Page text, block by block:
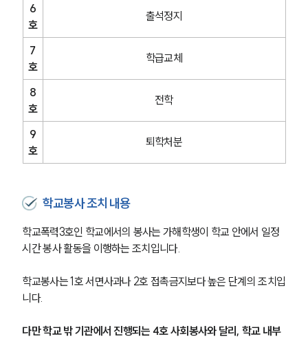
6
호
출석정지
7
호
학급교체
8
호
전학
9
호
퇴학처분
학교봉사 조치 내용
학교폭력3호인 학교에서의 봉사는 가해학생이 학교 안에서 일정
시간 봉사 활동을 이행하는 조치입니다.
학교봉사는 1호 서면사과나 2호 접촉금지보다 높은 단계의 조치입
니다.
다만 학교 밖 기관에서 진행되는 4호 사회봉사와 달리, 학교 내부